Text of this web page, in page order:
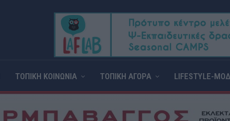
ΤΟΠΙΚΗ ΚΟΙΝΩΝΙΑ ΤΟΠΙΚΗ ΑΓΟΡΑ LIFESTYLE-